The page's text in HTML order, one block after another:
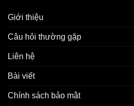
Giới thiệu
Câu hỏi thường gặp
Liên hệ
Bài viết
Chính sách bảo mật